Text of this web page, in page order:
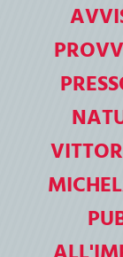
La
Biblioteca
2026-2027